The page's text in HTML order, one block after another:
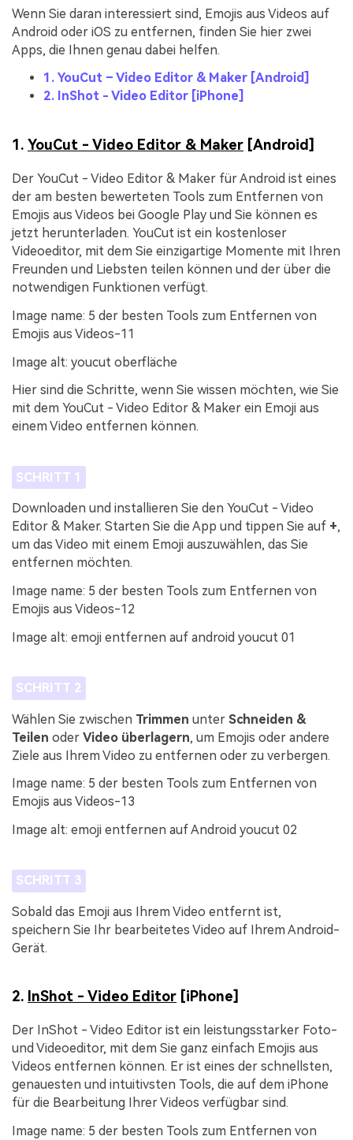
Wenn Sie daran interessiert sind, Emojis aus Videos auf
Android oder iOS zu entfernen, finden Sie hier zwei
Apps, die Ihnen genau dabei helfen.
1. YouCut – Video Editor & Maker [Android]
2. InShot - Video Editor [iPhone]
1. YouCut - Video Editor & Maker [Android]
Der YouCut - Video Editor & Maker für Android ist eines
der am besten bewerteten Tools zum Entfernen von
Emojis aus Videos bei Google Play und Sie können es
jetzt herunterladen. YouCut ist ein kostenloser
Videoeditor, mit dem Sie einzigartige Momente mit Ihren
Freunden und Liebsten teilen können und der über die
notwendigen Funktionen verfügt.
Image name: 5 der besten Tools zum Entfernen von
Emojis aus Videos-11
Image alt: youcut oberfläche
Hier sind die Schritte, wenn Sie wissen möchten, wie Sie
mit dem YouCut - Video Editor & Maker ein Emoji aus
einem Video entfernen können.
SCHRITT 1
Downloaden und installieren Sie den YouCut - Video
Editor & Maker. Starten Sie die App und tippen Sie auf +,
um das Video mit einem Emoji auszuwählen, das Sie
entfernen möchten.
Image name: 5 der besten Tools zum Entfernen von
Emojis aus Videos-12
Image alt: emoji entfernen auf android youcut 01
SCHRITT 2
Wählen Sie zwischen Trimmen unter Schneiden &
Teilen oder Video überlagern, um Emojis oder andere
Ziele aus Ihrem Video zu entfernen oder zu verbergen.
Image name: 5 der besten Tools zum Entfernen von
Emojis aus Videos-13
Image alt: emoji entfernen auf Android youcut 02
SCHRITT 3
Sobald das Emoji aus Ihrem Video entfernt ist,
speichern Sie Ihr bearbeitetes Video auf Ihrem Android-
Gerät.
2. InShot - Video Editor [iPhone]
Der InShot - Video Editor ist ein leistungsstarker Foto-
und Videoeditor, mit dem Sie ganz einfach Emojis aus
Videos entfernen können. Er ist eines der schnellsten,
genauesten und intuitivsten Tools, die auf dem iPhone
für die Bearbeitung Ihrer Videos verfügbar sind.
Image name: 5 der besten Tools zum Entfernen von